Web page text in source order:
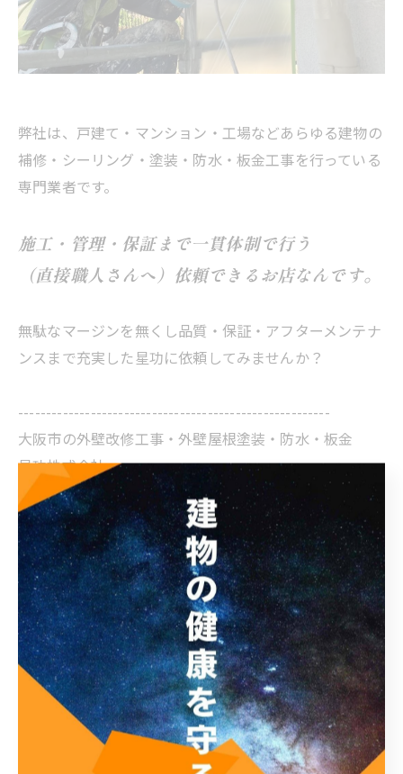
弊社は、戸建て・マンション・工場などあらゆる建物の
補修・シーリング・塗装・防水・板金工事を行っている
専門業者です。
施工・管理・保証まで一貫体制で行う
（直接職人さんへ）依頼できるお店なんです。
無駄なマージンを無くし品質・保証・アフターメンテナ
ンスまで充実した星功に依頼してみませんか？
--------------------------------------------------------
大阪市の外壁改修工事・外壁屋根塗装・防水・板金
星功株式会社
https://www.seikou-osaka.jp/
住所：大阪市阿倍野区万代1-1-6-1階
お問い合わせ窓口：06-6615-9819
（平日10:00～17:00）
* 屋根・外壁を建ててから10年ほど放置している
* 建物に気になるひび割れがある
* 外壁を手で触ると粉状のものが付着する
* 豪雨の際、雨漏りが気になる。
* 台風や災害で家の屋根や外壁が傷ついてしまった